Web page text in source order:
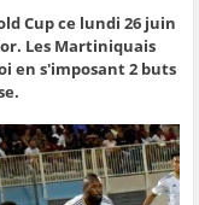
e
z
p
o
u
n
v
o
y
e
r
Cup ce lundi 26 juin
Les Martiniquais
en s'imposant 2 buts